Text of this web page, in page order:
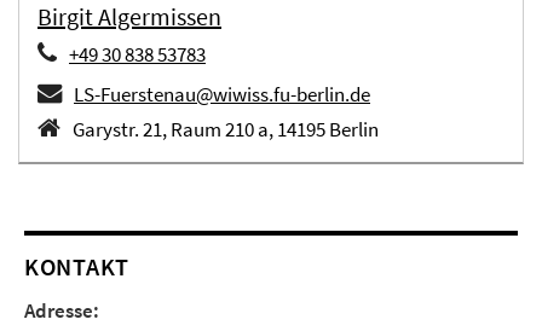
Birgit Algermissen
+49 30 838 53783
LS-Fuerstenau@wiwiss.fu-berlin.de
Garystr. 21, Raum 210 a, 14195 Berlin
KONTAKT
Adresse: